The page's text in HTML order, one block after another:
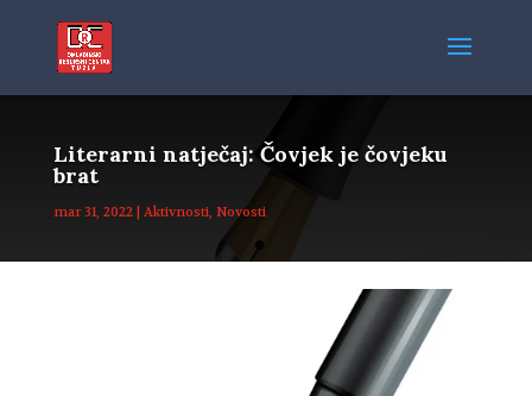
Literarni natječaj: Čovjek je čovjeku
brat
mar 31, 2022| Aktivnosti, Novosti